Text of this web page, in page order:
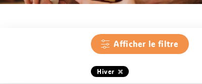
Afficher le filtre
Hiver